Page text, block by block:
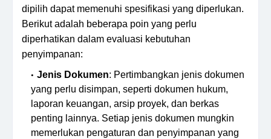
dipilih dapat memenuhi spesifikasi yang diperlukan.
Berikut adalah beberapa poin yang perlu
diperhatikan dalam evaluasi kebutuhan
penyimpanan:
Jenis Dokumen: Pertimbangkan jenis dokumen
yang perlu disimpan, seperti dokumen hukum,
laporan keuangan, arsip proyek, dan berkas
penting lainnya. Setiap jenis dokumen mungkin
memerlukan pengaturan dan penyimpanan yang